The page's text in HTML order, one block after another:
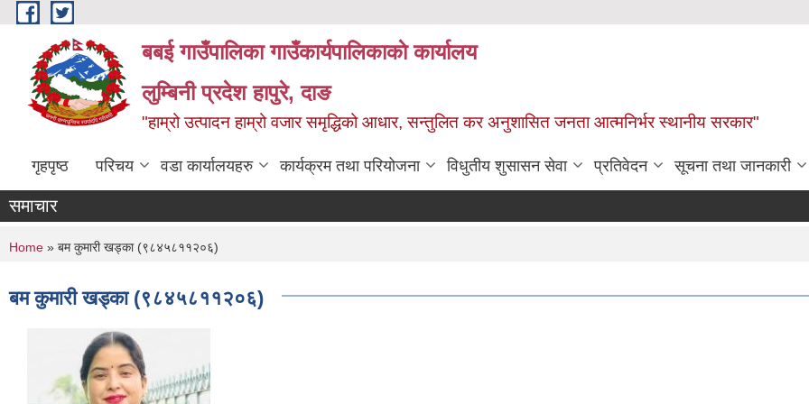
Skip to main content
बबई गाउँपालिका गाउँकार्यपालिकाकाे कार्यालय
लुम्बिनी प्रदेश हापुरे, दाङ
"हाम्रो उत्पादन हाम्रो वजार समृद्धिको आधार, सन्तुलित कर अनुशासित जनता आत्मनिर्भर स्थानीय सरकार"
गृहपृष्ठ परिचय वडा कार्यालयहरु कार्यक्रम तथा परियोजना विधुतीय शुसासन सेवा प्रतिवेदन सूचना तथा जानकारी
समाचार
You are here
Home » बम कुमारी खड्का (९८४५८११२०६)
बम कुमारी खड्का (९८४५८११२०६)